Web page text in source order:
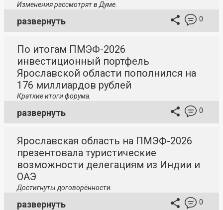
Изменения рассмотрят в Думе.
развернуть 0
По итогам ПМЭФ-2026
инвестиционный портфель
Ярославской области пополнился на
176 миллиардов рублей
Краткие итоги форума.
развернуть 0
Ярославская область на ПМЭФ-2026
презентовала туристические
возможности делегациям из Индии и
ОАЭ
Достигнуты договорённости.
развернуть 0